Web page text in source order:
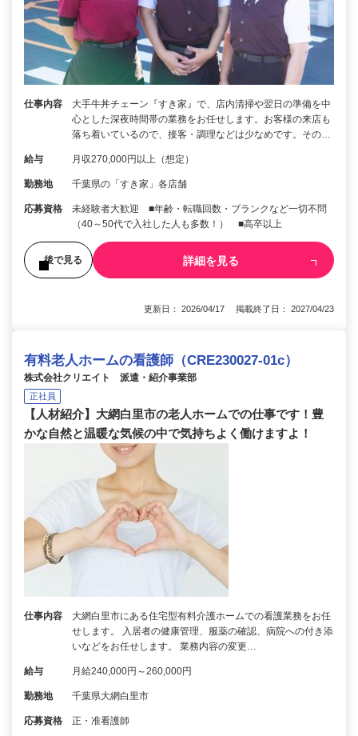
仕事内容
大手牛丼チェーン『すき家』で、店内清掃や翌日の準備を中
心とした深夜時間帯の業務をお任せします。お客様の来店も
落ち着いているので、接客・調理などは少なめです。その…
給与 月収270,000円以上（想定）
勤務地 千葉県の「すき家」各店舗
応募資格
未経験者大歓迎 ■年齢・転職回数・ブランクなど一切不問
（40～50代で入社した人も多数！） ■高卒以上
後で見る 詳細を見る
更新日： 2026/04/17 掲載終了日： 2027/04/23
有料老人ホームの看護師（CRE230027-01c）
株式会社クリエイト 派遣・紹介事業部
正社員
【人材紹介】大網白里市の老人ホームでの仕事です！豊
かな自然と温暖な気候の中で気持ちよく働けますよ！
仕事内容
大網白里市にある住宅型有料介護ホームでの看護業務をお任
せします。 入居者の健康管理、服薬の確認、病院への付き添
いなどをお任せします。 業務内容の変更…
給与 月給240,000円～260,000円
勤務地 千葉県大網白里市
応募資格 正・准看護師